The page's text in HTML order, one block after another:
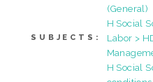
SUBJECTS:
(General)
H Social
Labor >
H Social